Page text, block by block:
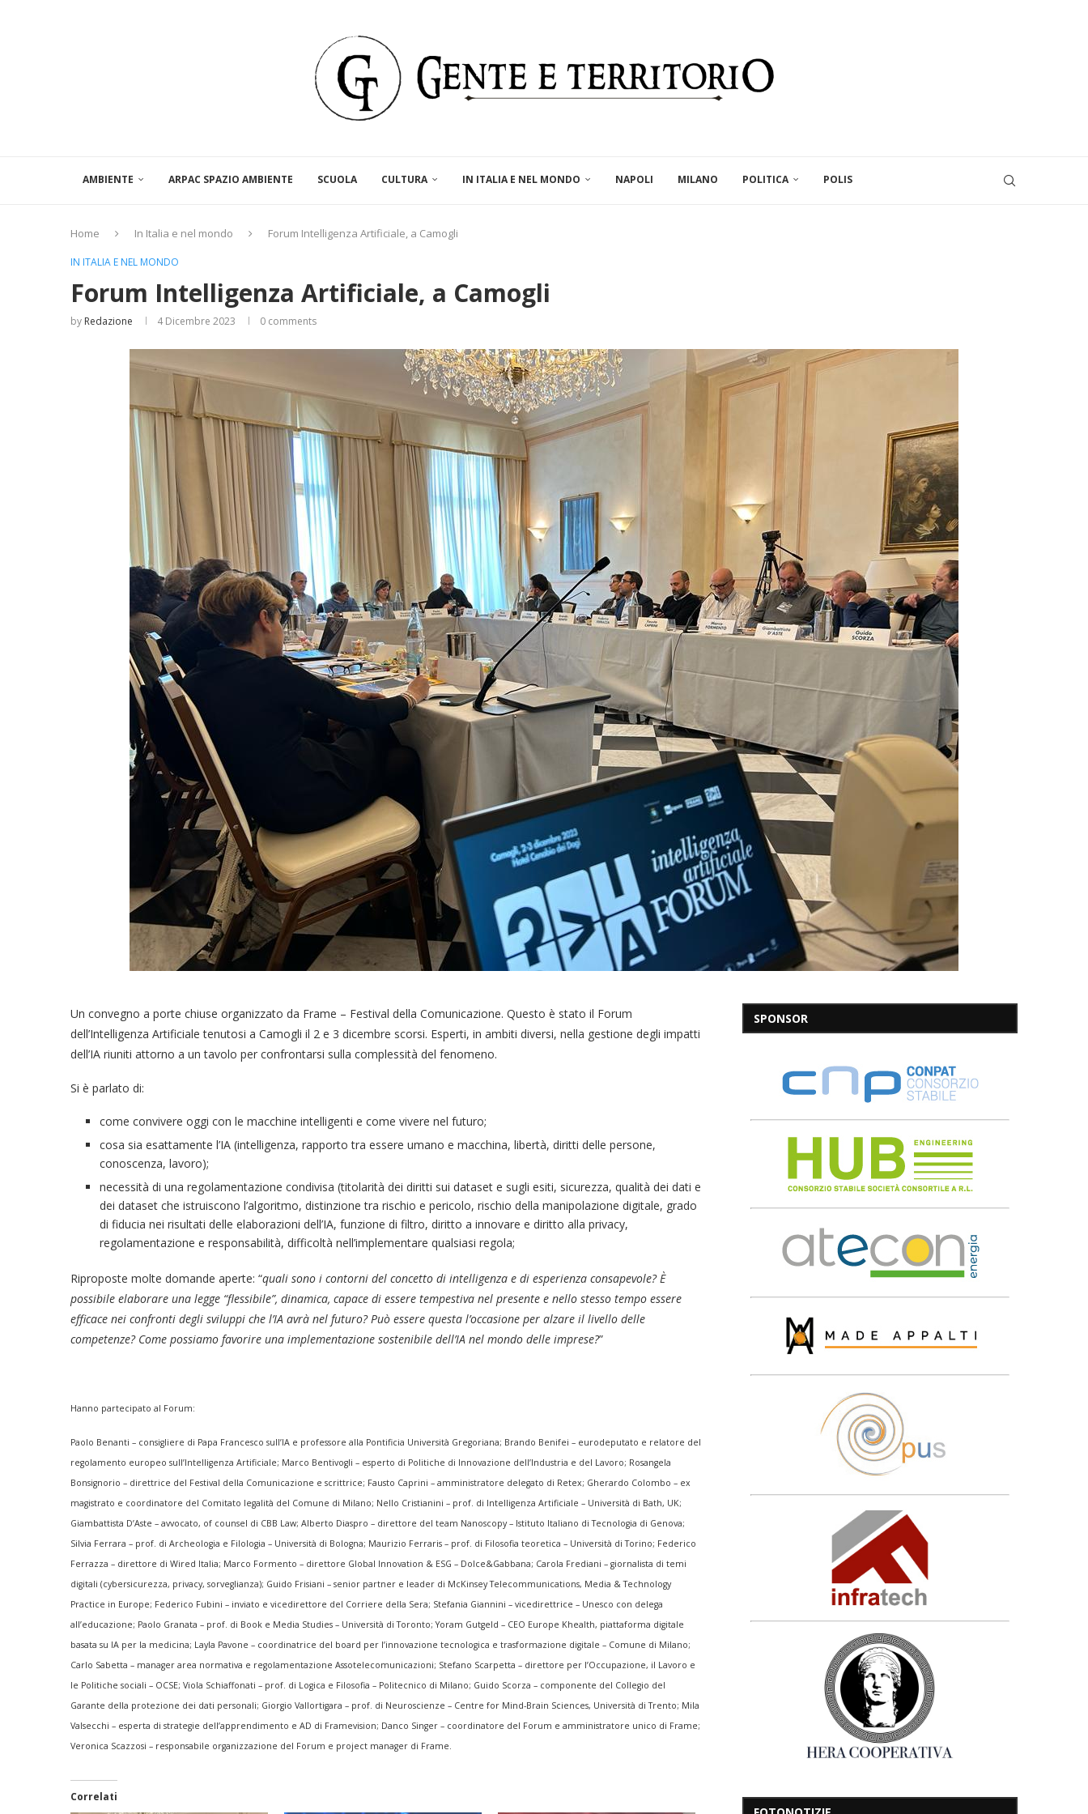
AMBIENTE ARPAC SPAZIO AMBIENTE SCUOLA CULTURA IN ITALIA E NEL MONDO NAPOLI MILANO POLITICA POLIS
Home In Italia e nel mondo Forum Intelligenza Artificiale, a Camogli
IN ITALIA E NEL MONDO
Forum Intelligenza Artificiale, a Camogli
by Redazione 4 Dicembre 2023 0 comments
Un convegno a porte chiuse organizzato da Frame – Festival della Comunicazione. Questo è stato il Forum
dell’Intelligenza Artificiale tenutosi a Camogli il 2 e 3 dicembre scorsi. Esperti, in ambiti diversi, nella gestione degli impatti
dell’IA riuniti attorno a un tavolo per confrontarsi sulla complessità del fenomeno.
Si è parlato di:
come convivere oggi con le macchine intelligenti e come vivere nel futuro;
cosa sia esattamente l’IA (intelligenza, rapporto tra essere umano e macchina, libertà, diritti delle persone,
conoscenza, lavoro);
necessità di una regolamentazione condivisa (titolarità dei diritti sui dataset e sugli esiti, sicurezza, qualità dei dati e
dei dataset che istruiscono l’algoritmo, distinzione tra rischio e pericolo, rischio della manipolazione digitale, grado
di fiducia nei risultati delle elaborazioni dell’IA, funzione di filtro, diritto a innovare e diritto alla privacy,
regolamentazione e responsabilità, difficoltà nell’implementare qualsiasi regola;
Riproposte molte domande aperte: “quali sono i contorni del concetto di intelligenza e di esperienza consapevole? È
possibile elaborare una legge “flessibile”, dinamica, capace di essere tempestiva nel presente e nello stesso tempo essere
efficace nei confronti degli sviluppi che l’IA avrà nel futuro? Può essere questa l’occasione per alzare il livello delle
competenze? Come possiamo favorire una implementazione sostenibile dell’IA nel mondo delle imprese?”
Hanno partecipato al Forum:
Paolo Benanti – consigliere di Papa Francesco sull’IA e professore alla Pontificia Università Gregoriana; Brando Benifei – eurodeputato e relatore del
regolamento europeo sull’Intelligenza Artificiale; Marco Bentivogli – esperto di Politiche di Innovazione dell’Industria e del Lavoro; Rosangela
Bonsignorio – direttrice del Festival della Comunicazione e scrittrice; Fausto Caprini – amministratore delegato di Retex; Gherardo Colombo – ex
magistrato e coordinatore del Comitato legalità del Comune di Milano; Nello Cristianini – prof. di Intelligenza Artificiale – Università di Bath, UK;
Giambattista D’Aste – avvocato, of counsel di CBB Law; Alberto Diaspro – direttore del team Nanoscopy – Istituto Italiano di Tecnologia di Genova;
Silvia Ferrara – prof. di Archeologia e Filologia – Università di Bologna; Maurizio Ferraris – prof. di Filosofia teoretica – Università di Torino; Federico
Ferrazza – direttore di Wired Italia; Marco Formento – direttore Global Innovation & ESG – Dolce&Gabbana; Carola Frediani – giornalista di temi
digitali (cybersicurezza, privacy, sorveglianza); Guido Frisiani – senior partner e leader di McKinsey Telecommunications, Media & Technology
Practice in Europe; Federico Fubini – inviato e vicedirettore del Corriere della Sera; Stefania Giannini – vicedirettrice – Unesco con delega
all’educazione; Paolo Granata – prof. di Book e Media Studies – Università di Toronto;Yoram Gutgeld – CEO Europe Khealth, piattaforma digitale
basata su IA per la medicina; Layla Pavone – coordinatrice del board per l’innovazione tecnologica e trasformazione digitale – Comune di Milano;
Carlo Sabetta – manager area normativa e regolamentazione Assotelecomunicazioni; Stefano Scarpetta – direttore per l’Occupazione, il Lavoro e
le Politiche sociali – OCSE; Viola Schiaffonati – prof. di Logica e Filosofia – Politecnico di Milano; Guido Scorza – componente del Collegio del
Garante della protezione dei dati personali; Giorgio Vallortigara – prof. di Neuroscienze – Centre for Mind-Brain Sciences, Università di Trento; Mila
Valsecchi – esperta di strategie dell’apprendimento e AD di Framevision; Danco Singer – coordinatore del Forum e amministratore unico di Frame;
Veronica Scazzosi – responsabile organizzazione del Forum e project manager di Frame.
Correlati
SPONSOR